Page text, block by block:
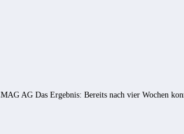
AG Das Ergebnis: Bereits nach vier Wochen